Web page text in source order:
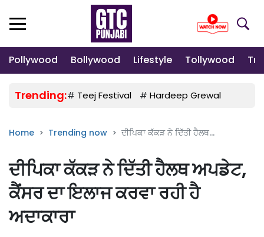
Pollywood Bollywood Lifestyle Tollywood
Trending:# Teej Festival # Hardeep Grewal
Home Trending now ਦੀਪਿਕਾ ਕੱਕੜ ਨੇ ਦਿੱਤੀ ਹੈਲਥ...
ਦੀਪਿਕਾ ਕੱਕੜ ਨੇ ਦਿੱਤੀ ਹੈਲਥ ਅਪਡੇਟ,
ਕੈਂਸਰ ਦਾ ਇਲਾਜ ਕਰਵਾ ਰਹੀ ਹੈ
ਅਦਾਕਾਰਾ